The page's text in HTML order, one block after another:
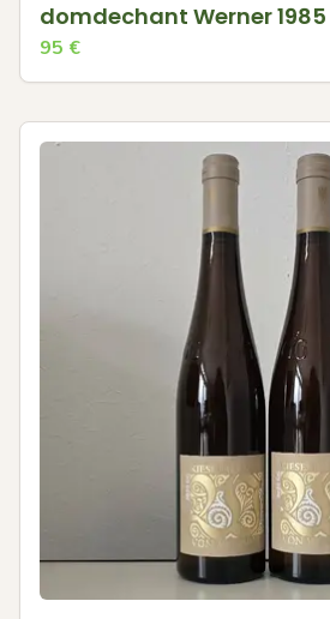
domdechant Werner 1985
95 €